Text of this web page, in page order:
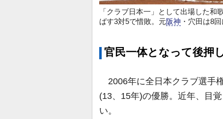
「クラブ日本一」として出場した和
ばす3対5で惜敗。元阪神 ・穴田は8
官民一体となって後押
2006年に全日本クラブ選手
(13、15年)の優勝。近年、目
い。